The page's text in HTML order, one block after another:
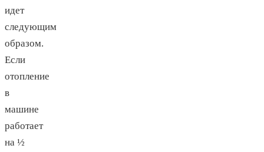
идет
следующим
образом.
Если
отопление
в
машине
работает
на ½